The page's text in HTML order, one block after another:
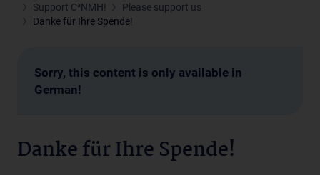
Support C³NMH!
Please support us
Danke für Ihre Spende!
Sorry, this content is only available in
German!
Danke für Ihre Spende!